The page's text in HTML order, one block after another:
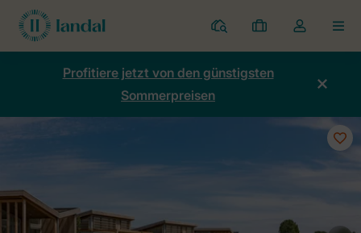
Ferienparks
Meine
Buchungen
Dropdown-
Menü
Kontos
Profitiere jetzt von den günstigsten
Sommerpreisen